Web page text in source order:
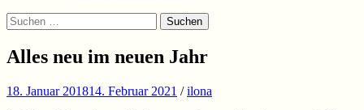
Suchen
Suchen
nach:
Alles neu im neuen Jahr
18. Januar 201814. Februar 2021 /ilona